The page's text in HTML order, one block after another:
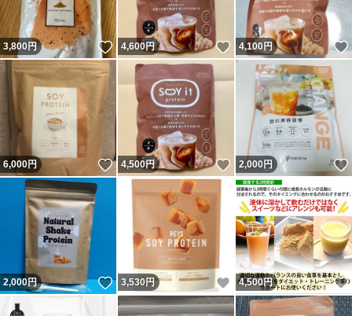
3,800円 いいね！
4,600円 いいね！
4,100円
6,000円 いいね！
4,500円 いいね！
2,000円
2,000円 いいね！
3,530円 いいね！
4,500円